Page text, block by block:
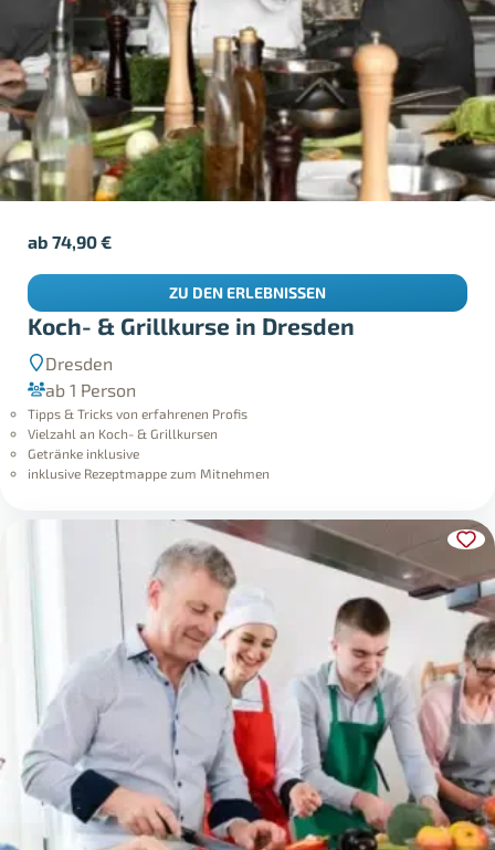
Koch- & Grillkurse in Dresden
Dresden
ab 1 Person
Tipps & Tricks von erfahrenen Profis
Vielzahl an Koch- & Grillkursen
Getränke inklusive
inklusive Rezeptmappe zum Mitnehmen
ab74,90€
ZU DEN ERLEBNISSEN